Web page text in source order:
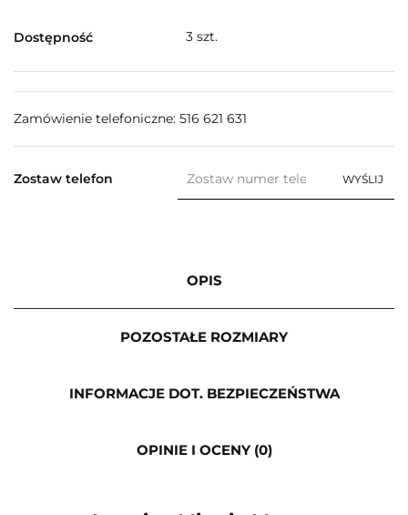
Dostępność 3 szt.
Zamówienie telefoniczne: 516 621 631
Zostaw telefon WYŚLIJ
OPIS
POZOSTAŁE ROZMIARY
INFORMACJE DOT. BEZPIECZEŃSTWA
OPINIE I OCENY (0)